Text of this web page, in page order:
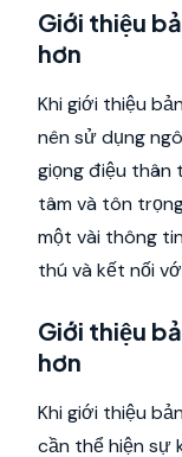
Giới thiệu
hơn
Khi giới thiệu
nên sử dụng
giọng điệu thân
tâm và tôn
một vài thông
thú và kết nối
Giới thiệu
hơn
Khi giới thiệu
cần thể hiện sự